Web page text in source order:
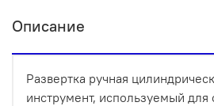
Описание
Развертка ручная
инструмент, используемый для